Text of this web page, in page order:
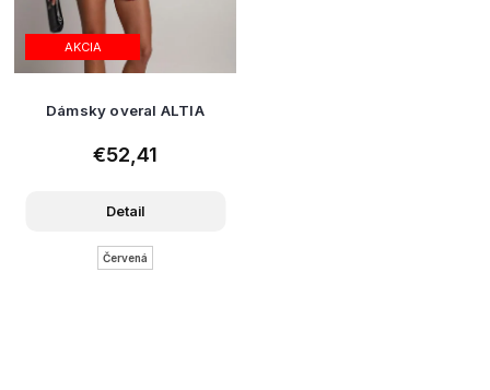
AKCIA
Dámsky overal ALTIA
€52,41
Detail
Červená